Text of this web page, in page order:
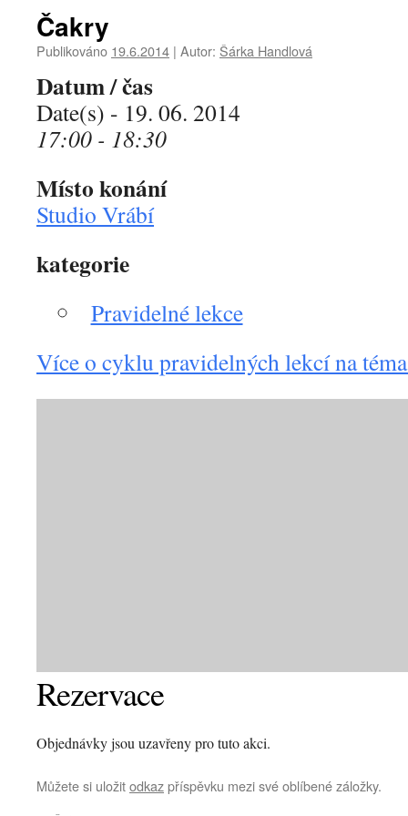
Čakry
Publikováno 19.6.2014 | Autor: Šárka Handlová
Datum / čas
Date(s) - 19. 06. 2014
17:00 - 18:30
Místo konání
Studio Vrábí
kategorie
Pravidelné lekce
Více o cyklu pravidelných lekcí na
Rezervace
Objednávky jsou uzavřeny pro tuto akci.
Můžete si uložitodkazpříspěvku mezi své oblíbené záložky.